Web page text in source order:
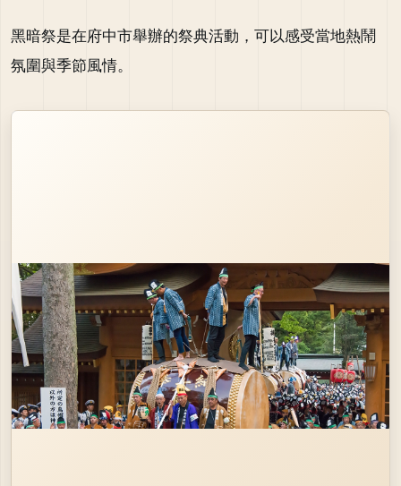
黑暗祭是在府中市舉辦的祭典活動，可以感受當地熱鬧
氛圍與季節風情。